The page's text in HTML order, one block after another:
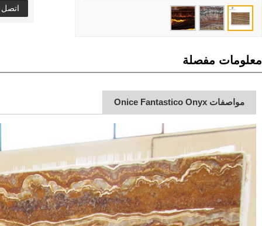
اتصل
معلومات مفصلة
مواصفات Onice Fantastico Onyx